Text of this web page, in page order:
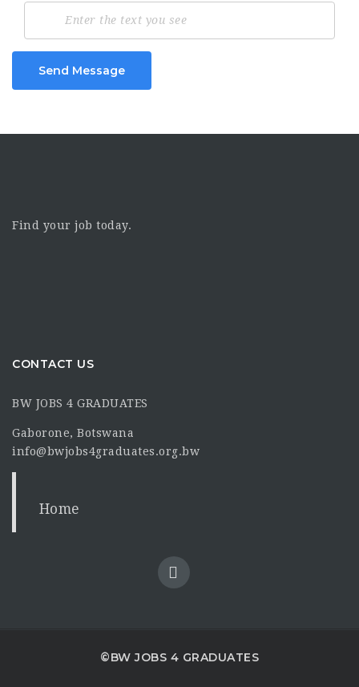
Send Message
Find your job today.
CONTACT US
BW JOBS 4 GRADUATES
Gaborone, Botswana
info@bwjobs4graduates.org.bw
Home
©BW JOBS 4 GRADUATES